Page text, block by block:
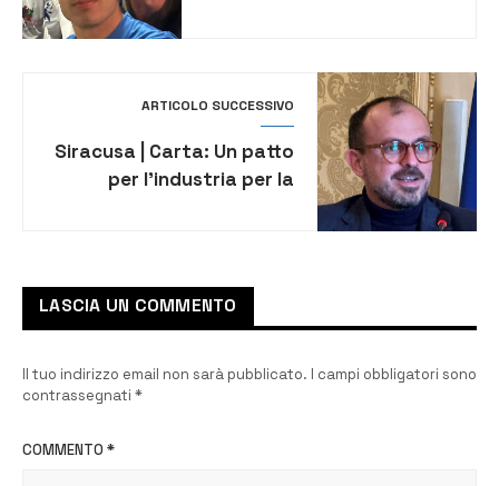
ARTICOLO SUCCESSIVO
Siracusa | Carta: Un patto
per l’industria per la
LASCIA UN COMMENTO
Il tuo indirizzo email non sarà pubblicato. I campi obbligatori sono
contrassegnati *
COMMENTO *